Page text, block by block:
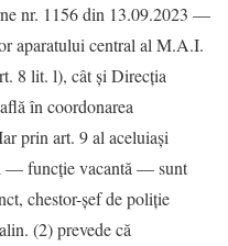
nr. 1156 din 13.09.2023 —
aparatului central al M.A.I.
8 lit. l), cât și Direcția
în coordonarea
prin art. 9 al aceluiași
— funcție vacantă — sunt
chestor-șef de poliție
(2) prevede că